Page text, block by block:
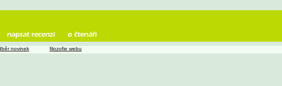
novinek filozofie webu